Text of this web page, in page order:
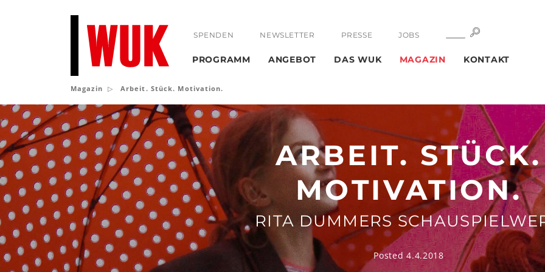
SPENDEN NEWSLETTER PRESSE JOBS SUCHE
PROGRAMM ANGEBOT DAS WUK MAGAZIN KONTAKT
Magazin Arbeit. Stück. Motivation.
Arbeit.
Stück.
Motivation.
ARBEIT. STÜCK.
MOTIVATION.
RITA DUMMERS
Posted 4.4.2018